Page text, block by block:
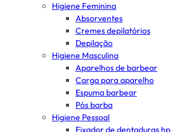
Higiene Feminina
Absorventes
Cremes depilatórios
Depilação
Higiene Masculina
Aparelhos de barbear
Carga para aparelho
Espuma barbear
Pós barba
Higiene Pessoal
Fixador de dentaduras hp